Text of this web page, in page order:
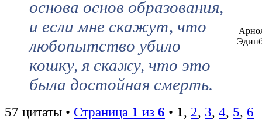
основа основ образования,
и если мне скажут, что
любопытство убило
кошку, я скажу, что это
была достойная смерть.
57 цитаты • Страница 1 из 6 • 1, 2, 3, 4, 5, 6